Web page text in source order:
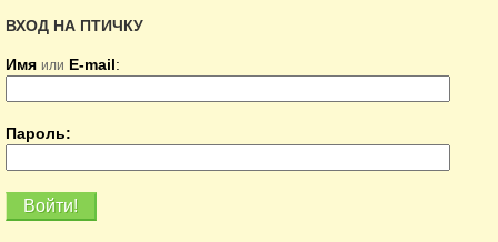
ВХОД НА ПТИЧКУ
Имя или E-mail:
Пароль: